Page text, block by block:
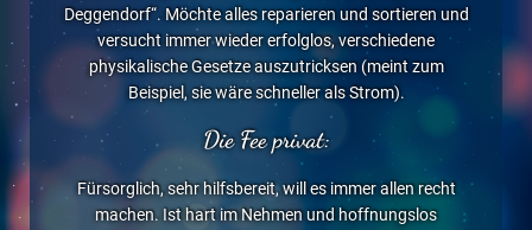
Deggendorf“. Möchte alles reparieren und sortieren und
versucht immer wieder erfolglos, verschiedene
physikalische Gesetze auszutricksen (meint zum
Beispiel, sie wäre schneller als Strom).
Die Fee privat:
Fürsorglich, sehr hilfsbereit, will es immer allen recht
machen. Ist hart im Nehmen und hoffnungslos